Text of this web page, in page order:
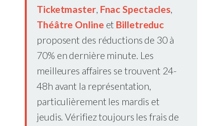
Ticketmaster, Fnac Spectacles,
Théâtre Online et Billetreduc
proposent des réductions de 30 à
70% en dernière minute. Les
meilleures affaires se trouvent 24-
48h avant la représentation,
particulièrement les mardis et
jeudis. Vérifiez toujours les frais de